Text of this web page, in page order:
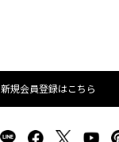
新規会員登録はこちら